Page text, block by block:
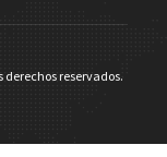
derechos reservados.